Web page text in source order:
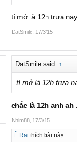
tí mở là 12h trưa
DatSmile 17/3/15
DatSmile said: ↑
tí mở là 12h trưa
chắc là 12h anh
Nhim88 17/3/15
Ê Rai thích bài này.